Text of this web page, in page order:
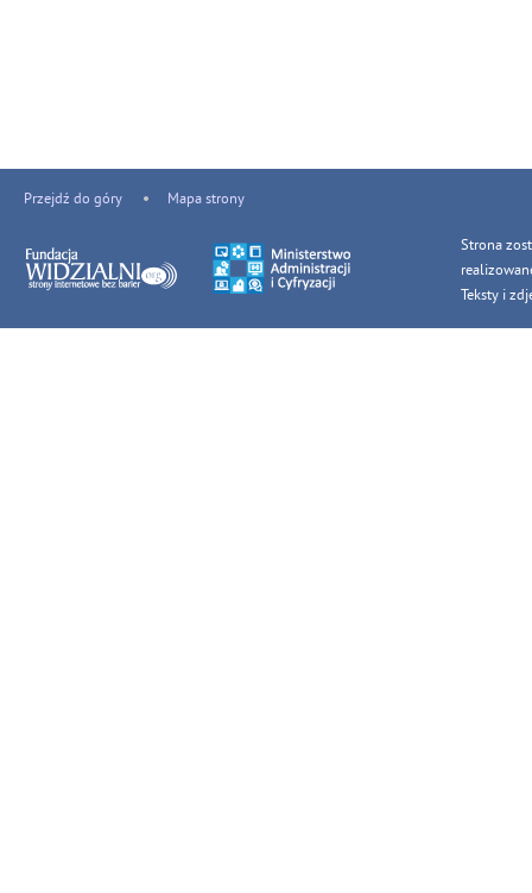
Przejdź do góry Mapa strony
Strona
Teksty i